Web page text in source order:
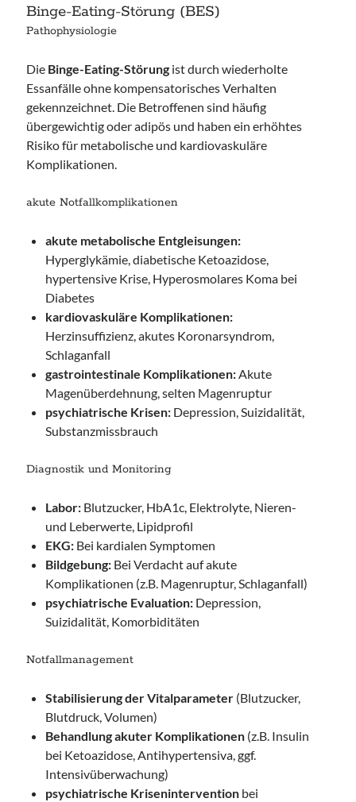
Binge-Eating-Störung (BES)
Pathophysiologie
Die Binge-Eating-Störung ist durch wiederholte
Essanfälle ohne kompensatorisches Verhalten
gekennzeichnet. Die Betroffenen sind häufig
übergewichtig oder adipös und haben ein erhöhtes
Risiko für metabolische und kardiovaskuläre
Komplikationen.
akute Notfallkomplikationen
akute metabolische Entgleisungen:
Hyperglykämie, diabetische Ketoazidose,
hypertensive Krise, Hyperosmolares Koma bei
Diabetes
kardiovaskuläre Komplikationen:
Herzinsuffizienz, akutes Koronarsyndrom,
Schlaganfall
gastrointestinale Komplikationen:Akute
Magenüberdehnung, selten Magenruptur
psychiatrische Krisen: Depression, Suizidalität,
Substanzmissbrauch
Diagnostik und Monitoring
Labor: Blutzucker, HbA1c, Elektrolyte, Nieren-
und Leberwerte, Lipidprofil
EKG: Bei kardialen Symptomen
Bildgebung: Bei Verdacht auf akute
Komplikationen (z.B. Magenruptur, Schlaganfall)
psychiatrische Evaluation: Depression,
Suizidalität, Komorbiditäten
Notfallmanagement
Stabilisierung der Vitalparameter (Blutzucker,
Blutdruck, Volumen)
Behandlung akuter Komplikationen (z.B. Insulin
bei Ketoazidose, Antihypertensiva, ggf.
Intensivüberwachung)
psychiatrische Krisenintervention bei